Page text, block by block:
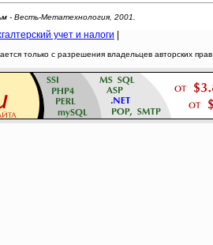
- Весть-Метатехнология, 2001.
учет и налоги
только с разрешения владельцев авторских прав.